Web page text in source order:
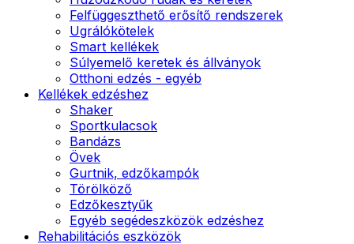
Felfüggeszthető erősítő rendszerek
Ugrálókötelek
Smart kellékek
Súlyemelő keretek és állványok
Otthoni edzés - egyéb
Kellékek edzéshez
Shaker
Sportkulacsok
Bandázs
Övek
Gurtnik, edzőkampók
Törölköző
Edzőkesztyűk
Egyéb segédeszközök edzéshez
Rehabilitációs eszközök